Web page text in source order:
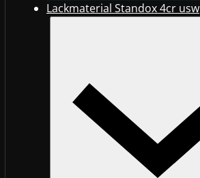
Lackmaterial Standox 4cr usw